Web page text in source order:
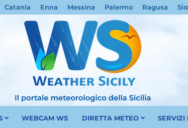
Catania Enna Messina Palermo Ragusa
WEBCAM WS DIRETTA METEO SERVIZI